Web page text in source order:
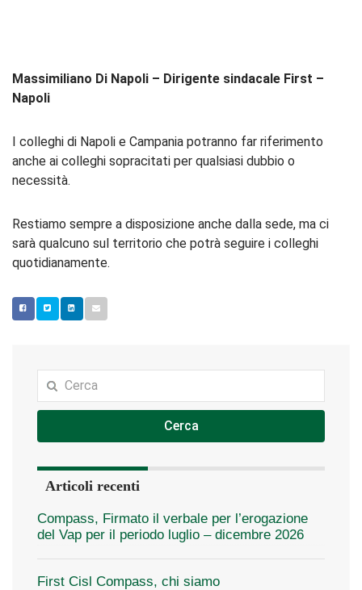
Massimiliano Di Napoli – Dirigente sindacale First –
Napoli
I colleghi di Napoli e Campania potranno far riferimento
anche ai colleghi sopracitati per qualsiasi dubbio o
necessità.
Restiamo sempre a disposizione anche dalla sede, ma ci
sarà qualcuno sul territorio che potrà seguire i colleghi
quotidianamente.
Cerca
Articoli recenti
Compass, Firmato il verbale per l’erogazione
del Vap per il periodo luglio – dicembre 2026
First Cisl Compass, chi siamo